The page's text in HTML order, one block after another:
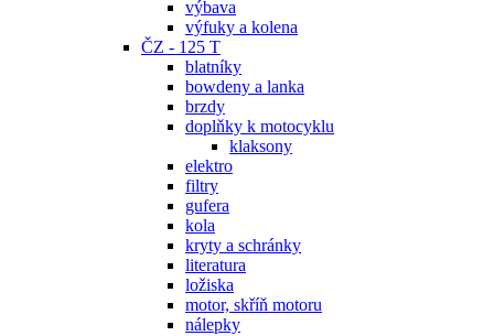
výbava
výfuky a kolena
ČZ - 125 T
blatníky
bowdeny a lanka
brzdy
doplňky k motocyklu
klaksony
elektro
filtry
gufera
kola
kryty a schránky
literatura
ložiska
motor, skříň motoru
nálepky